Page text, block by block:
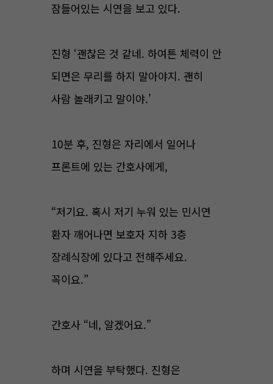
잠들어있는 시연을 보고 있다.
진형 ‘괜찮은 것 같네. 하여튼 체력이 안
되면은 무리를 하지 말아야지. 괜히
사람 놀래키고 말이야.’
10분 후, 진형은 자리에서 일어나
프론트에 있는 간호사에게,
“저기요. 혹시 저기 누워 있는 민시연
환자 깨어나면 보호자 지하 3층
장례식장에 있다고 전해주세요.
꼭이요.”
간호사 “네, 알겠어요.”
하며 시연을 부탁했다. 진형은